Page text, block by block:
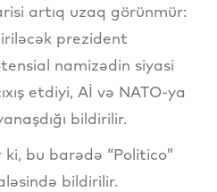
artıq uzaq görünmür:
prezident
namizədin siyasi
etdiyi, Aİ və NATO-ya
bildirilir.
bu barədə “Politico”
bildirilir.